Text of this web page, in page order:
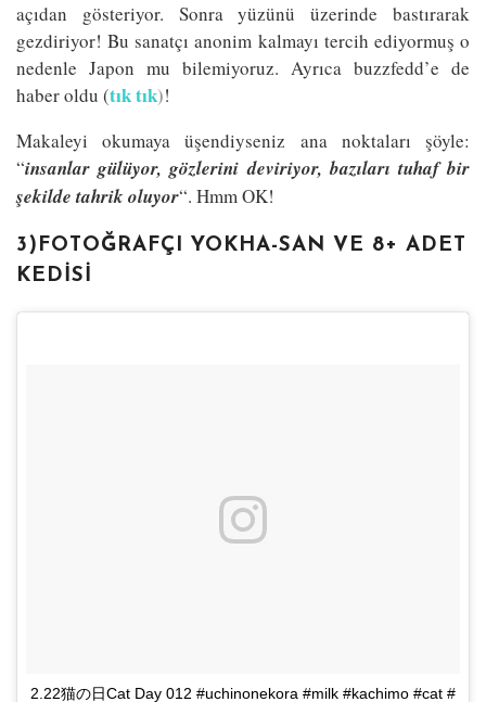
açıdan gösteriyor. Sonra yüzünü üzerinde bastırarak
gezdiriyor! Bu sanatçı anonim kalmayı tercih ediyormuş o
nedenle Japon mu bilemiyoruz. Ayrıca buzzfedd’e de
haber oldu (tık tık)!
Makaleyi okumaya üşendiyseniz ana noktaları şöyle:
“insanlar gülüyor, gözlerini deviriyor, bazıları tuhaf bir
şekilde tahrik oluyor“. Hmm OK!
3)FOTOĞRAFÇI YOKHA-SAN VE 8+ ADET
KEDISI
2.22猫の日Cat Day 012 #uchinonekora #milk #kachimo #cat #